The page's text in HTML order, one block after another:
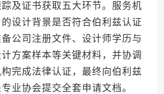
及证书获取五大环节。服务机
设计背景是否符合伯利兹认证
公司注册文件、设计师学历与
方案样本等关键材料，并协调
完成法律认证，最终向伯利兹
业协会提交全套申请文档。